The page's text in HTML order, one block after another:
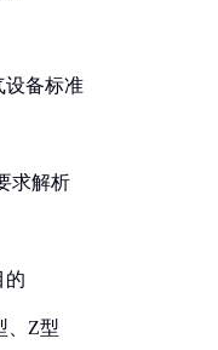
设备标准
求解析
的
、Z型